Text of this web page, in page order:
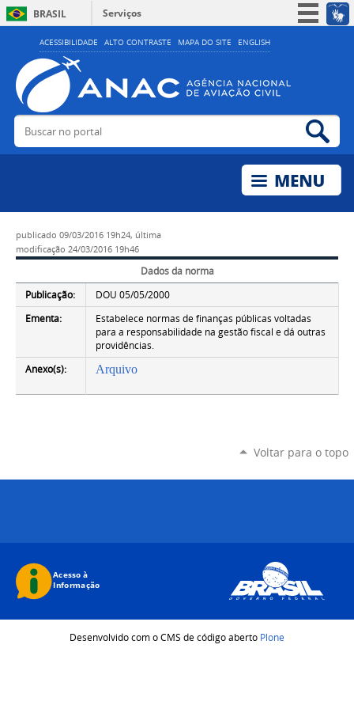
ACESSIBILIDADE ALTO CONTRASTE MAPA DO SITE ENGLISH
BRASIL
Serviços
Simplifique!
Acesso à informação
Legislação
Buscar no portal
publicado 09/03/2016 19h24, última
modificação 24/03/2016 19h46
Dados da norma
Publicação:
DOU 05/05/2000
Ementa:
Estabelece normas de finanças públicas voltadas
para a responsabilidade na gestão fiscal e dá outras
providências.
Anexo(s):
Arquivo
Voltar para o topo
Desenvolvido com o CMS de código aberto Plone